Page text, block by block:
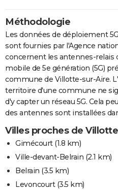
Méthodologie
Les données de déploiement
sont fournies par l'Agence
concernent les antennes-relais
mobile de 5e génération (5G)
commune de Villotte-sur-Aire.
territoire d'une commune ne
d'y capter un réseau 5G. Cela
des antennes sont installées
Villes proches de
Gimécourt(1.8 km)
Ville-devant-Belrain (2.1 km)
Belrain (3.5 km)
Levoncourt(3.5 km)